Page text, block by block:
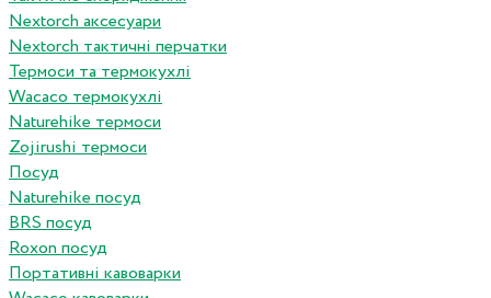
Nextorch аксесуари
Nextorch тактичні перчатки
Термоси та термокухлі
Wacaco термокухлі
Naturehike термоси
Zojirushi термоси
Посуд
Naturehike посуд
BRS посуд
Roxon посуд
Портативні кавоварки